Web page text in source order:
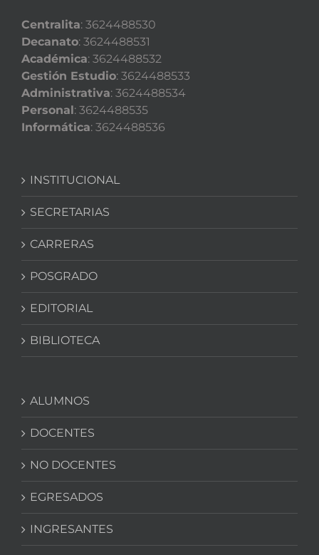
Centralita: 3624488530
Decanato: 3624488531
Académica: 3624488532
Gestión Estudio: 3624488533
Administrativa: 3624488534
Personal : 3624488535
Informática: 3624488536
INSTITUCIONAL
SECRETARIAS
CARRERAS
POSGRADO
EDITORIAL
BIBLIOTECA
ALUMNOS
DOCENTES
NO DOCENTES
EGRESADOS
INGRESANTES